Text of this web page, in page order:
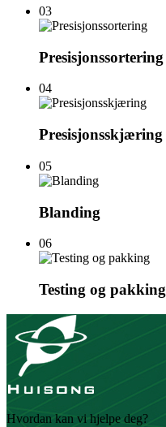
03
Presisjonssortering
04
Presisjonsskjæring
05
Blanding
06
Testing og pakking
Hvordan kan vi hjelpe deg?